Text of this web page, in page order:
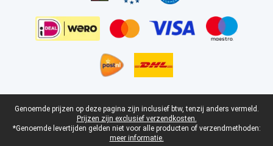
Juridische voettekst
Genoemde prijzen op deze pagina zijn inclusief btw, tenzij anders vermeld.
Prijzen zijn exclusief verzendkosten.
*Genoemde levertijden gelden niet voor alle producten of verzendmethoden:
meer informatie.